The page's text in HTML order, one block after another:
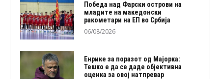
Победа над Фарски острови на
младите на македонски
ракометари на ЕП во Србија
06/08/2026
Енрике за поразот од Мајорка:
Тешко е да се даде објективна
оценка за овој натпревар